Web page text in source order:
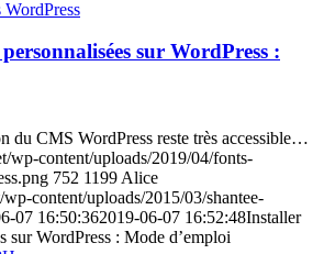
sur WordPress :
du CMS WordPress reste très accessible…
wp-content/uploads/2019/04/fonts-
752 1199 Alice
content/uploads/2015/03/shantee-
07 16:50:362019-06-07 16:52:48Installer
sur WordPress : Mode d’emploi